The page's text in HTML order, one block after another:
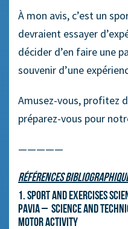
À mon avis, c’est un
devraient essayer
décider d’en faire une
souvenir d’une
Amusez-vous, profitez
préparez-vous pour
—————
Références
1. Sport and Exercises
Pavia – Science and
motor activity